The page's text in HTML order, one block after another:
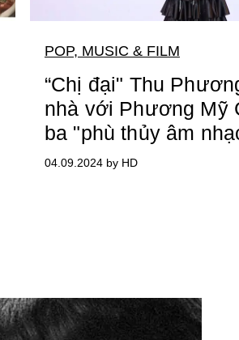
POP, MUSIC & FILM
“Chị đại" Thu
nhà với Phương Mỹ
ba "phù thủy âm
04.09.2024 by HD